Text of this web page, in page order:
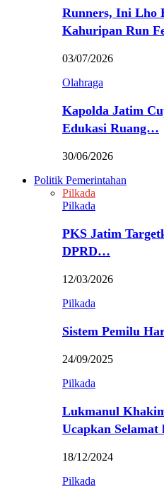
Runners, Ini Lho
Kahuripan Run
03/07/2026
Olahraga
Kapolda Jatim
Edukasi Ruang…
30/06/2026
Politik Pemerintahan
Pilkada
Pilkada
PKS Jatim
DPRD…
12/03/2026
Pilkada
Sistem Pemilu
24/09/2025
Pilkada
Lukmanul
Ucapkan
18/12/2024
Pilkada